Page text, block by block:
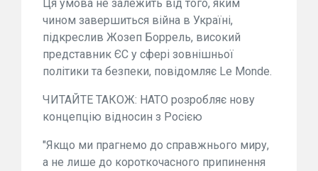
Ця умова не залежить від того, яким
чином завершиться війна в Україні,
підкреслив Жозеп Боррель, високий
представник ЄС у сфері зовнішньої
політики та безпеки, повідомляє Le Monde.
ЧИТАЙТЕ ТАКОЖ: НАТО розробляє нову
концепцію відносин з Росією
"Якщо ми прагнемо до справжнього миру,
а не лише до короткочасного припинення